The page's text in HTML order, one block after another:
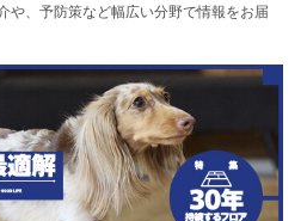
や、予防策など幅広い分野で情報をお届